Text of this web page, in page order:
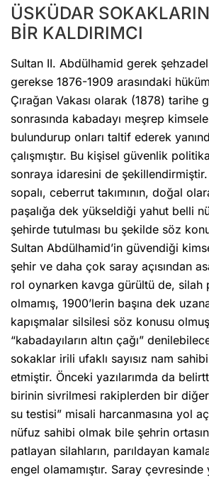
ÜSKÜDAR
BİR KALDIRIMCI
Sultan II. Abdülhamid gerek
gerekse 1876-1909 arasındaki
Çırağan Vakası olarak (1878) tarihe
sonrasında kabadayı meşrep
bulundurup onları taltif ederek
çalışmıştır. Bu kişisel güvenlik
sonraya idaresini de şekillendirmiştir.
sopalı, ceberrut takımının, doğal
paşalığa dek yükseldiği yahut belli
şehirde tutulması bu şekilde söz
Sultan Abdülhamid’in güvendiği
şehir ve daha çok saray açısından
rol oynarken kavga gürültü de, silah
olmamış, 1900’lerin başına dek
kapışmalar silsilesi söz konusu
“kabadayıların altın çağı”
sokaklar irili ufaklı sayısız nam
etmiştir. Önceki yazılarımda da
birinin sivrilmesi rakiplerden bir
su testisi” misali harcanmasına yol
nüfuz sahibi olmak bile şehrin
patlayan silahların, parıldayan
engel olamamıştır. Saray çevresinde